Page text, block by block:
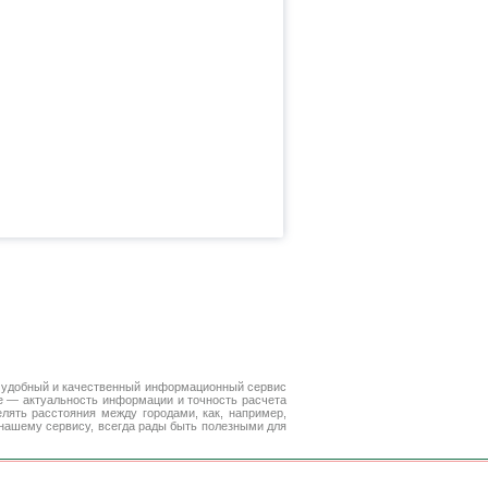
и качественный информационный сервис
актуальность информации и точность расчета
расстояния между городами, как, например,
сервису, всегда рады быть полезными для